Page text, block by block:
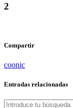
2
Compartir
coonic
Entradas relacionadas